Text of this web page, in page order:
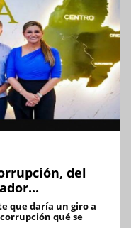
del
que daría un giro a
qué se